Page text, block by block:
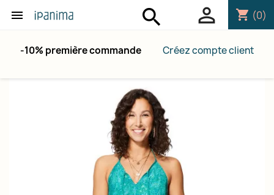
 shopping_cart (0)
person_outline
search
-10% première commande Créez compte client